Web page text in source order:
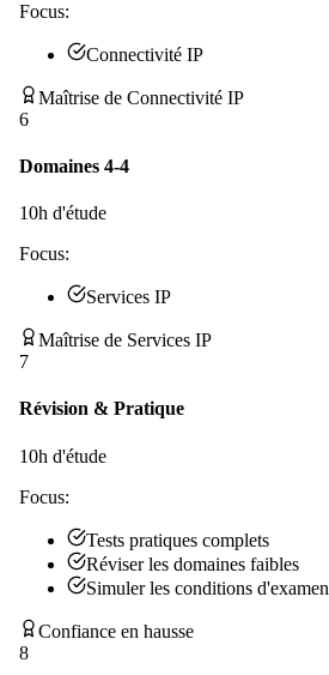
Focus:
Connectivité IP
Maîtrise de Connectivité IP
6
Domaines 4-4
10h d'étude
Focus:
Services IP
Maîtrise de Services IP
7
Révision & Pratique
10h d'étude
Focus:
Tests pratiques complets
Réviser les domaines faibles
Simuler les conditions d'examen
Confiance en hausse
8